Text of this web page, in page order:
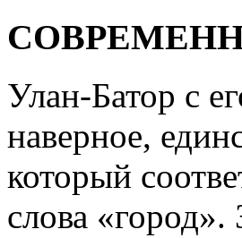
Улан-Батор с
наверное,
который
слова